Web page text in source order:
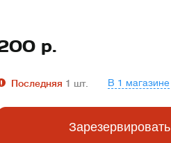
р.
Последняя 1 шт. В 1 магазине
Зарезервировать